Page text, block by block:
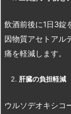
飲酒前後に1日3錠
因物質アセトアル
痛を軽減します。
肝臓の負担軽減
ウルソデオキシコ